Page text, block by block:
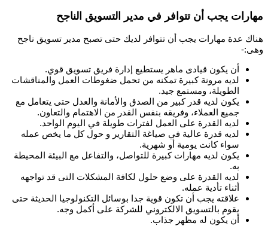
مهارات يجب أن تتوافر في مدير التسويق الناجح
هناك عدة مهارات يجب أن تتوافر لديك حتى تصبح مدير تسويق ناجح
وهى:-
أن يكون قيادى ماهر يستطيع إدارة فريق تسويق قوي.
لديه مرونة كبيرة تمكنه من تحمل ضغوطات العمل والمناقشات
الطويلة، ومستمع جيد.
يكون لديه قدر كبير من الصدق والأمانة والعدل حتى يتعامل مع
جميع العملاء، وفريقه بنفس القدر من الاهتمام والتعاون.
لديه القدرة على العمل لفترات طويلة في اليوم الواحد.
لديه قدرة عالية في صياغة التقارير و حول كل ما يخص عمله
سواء كانت يومية أو شهرية.
يكون لديه مهارات كبيرة للتواصل، والتفاعل مع البيئة المحيطة
به.
لديه القدرة على وضع حلول لكافة المشكلات التى قد تواجهه
أثناء تأدية عمله.
علاقته يجب أن تكون قوية جدا بوسائل التكنولوجيا الحديثة حتى
يقوم بالتسويق الالكتروني للشركة على أكمل وجه.
أن يكون له مظهر جذاب.